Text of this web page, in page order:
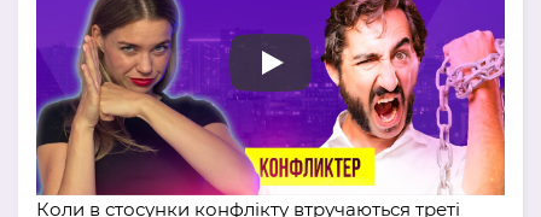
Коли в стосунки конфлікту втручаються треті